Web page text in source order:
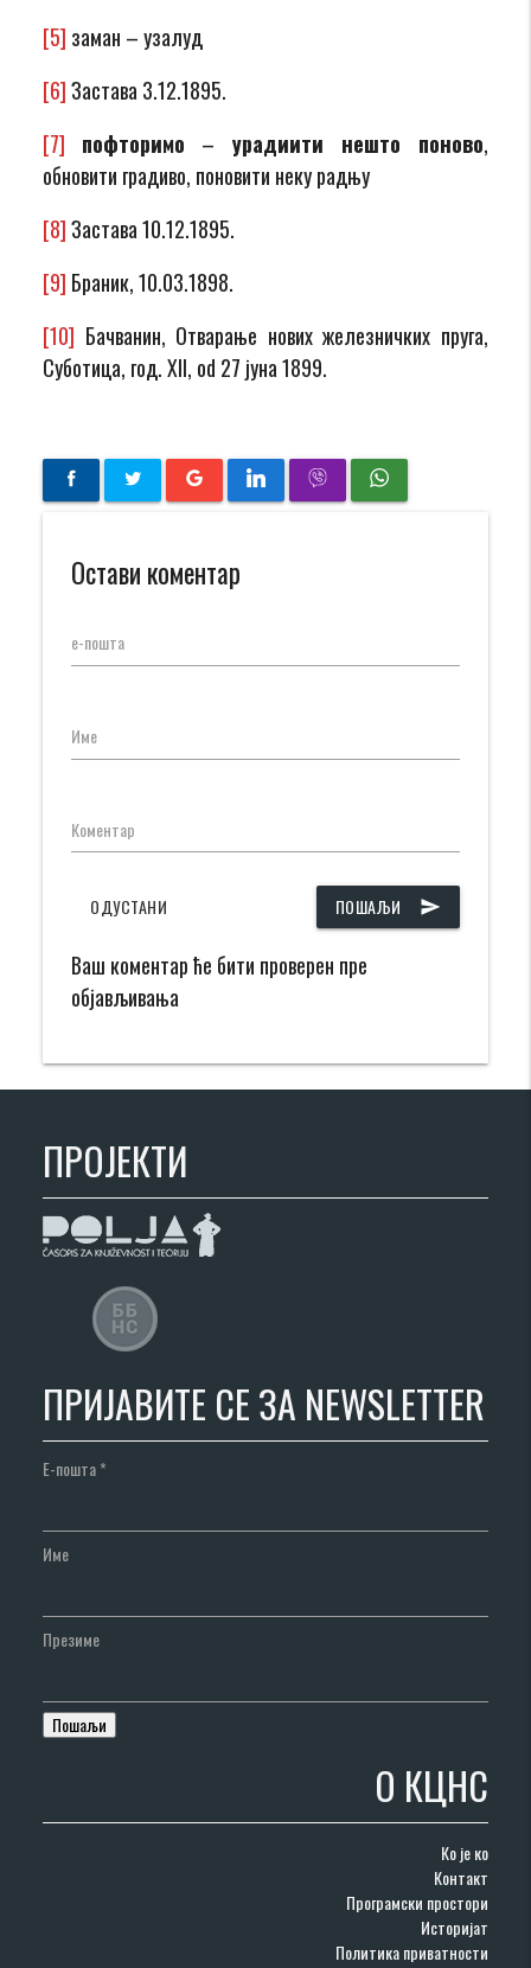
[5] заман – узалуд
[6]Застава 3.12.1895.
[7]
пофторимо – урадиити нешто поново,
обновити градиво, поновити неку радњу
[8]Застава 10.12.1895.
[9] Браник, 10.03.1898.
[10] Бачванин, Отварање нових железничких пруга,
Суботица, год. XII, od 27 јуна 1899.
Остави коментар
е-пошта
Име
Коментар
ПОШАЉИ send
ОДУСТАНИ
Ваш коментар ће бити проверен пре
објављивања
ПРОЈЕКТИ
ПРИЈАВИТЕ СЕ ЗА NEWSLETTER
Е-пошта*
Име
Презиме
О КЦНС
Ко је ко
Контакт
Програмски простори
Историјат
Политика приватности